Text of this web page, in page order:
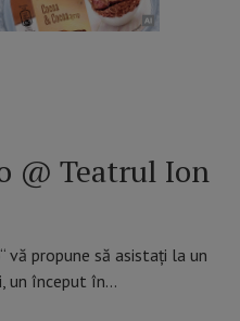
@ Teatrul Ion
vă propune să asistați la un
un început în…